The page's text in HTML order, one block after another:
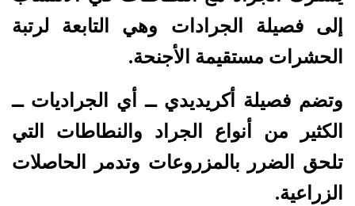
إلى فصيلة الجرادات وهي التابعة لرتبة
الحشرات مستقيمة الأجنحة.
وتضم فصيلة أكريديدي ــ أي الجراديات ــ
الكثير من أنواع الجراد والنطاطات التي
تلحق الضرر بالمزروعات وتدمر الحاصلات
الزراعية.